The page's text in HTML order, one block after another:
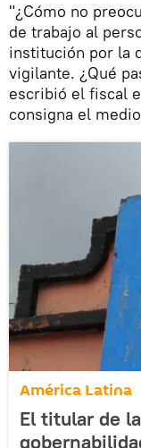
"¿Cómo no
de trabajo al
institución por la
vigilante. ¿Qué
escribió el fiscal
consigna el
América Latina
El titular de